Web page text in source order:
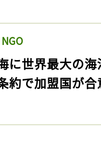
に世界最大の
約で加盟国が合
気に入りに
グインが必
ログイン